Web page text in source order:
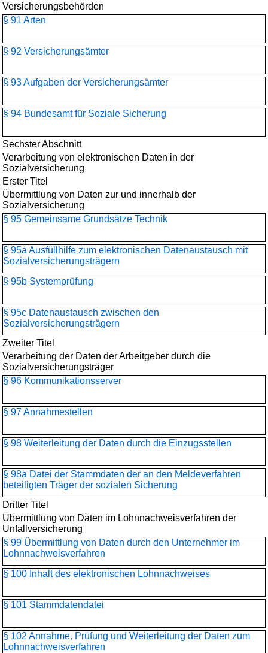
Versicherungsbehörden
§ 91 Arten
§ 92 Versicherungsämter
§ 93 Aufgaben der Versicherungsämter
§ 94 Bundesamt für Soziale Sicherung
Sechster Abschnitt
Verarbeitung von elektronischen Daten in der
Sozialversicherung
Erster Titel
Übermittlung von Daten zur und innerhalb der
Sozialversicherung
§ 95 Gemeinsame Grundsätze Technik
§ 95a Ausfüllhilfe zum elektronischen Datenaustausch mit
Sozialversicherungsträgern
§ 95b Systemprüfung
§ 95c Datenaustausch zwischen den
Sozialversicherungsträgern
Zweiter Titel
Verarbeitung der Daten der Arbeitgeber durch die
Sozialversicherungsträger
§ 96 Kommunikationsserver
§ 97 Annahmestellen
§ 98 Weiterleitung der Daten durch die Einzugsstellen
§ 98a Datei der Stammdaten der an den Meldeverfahren
beteiligten Träger der sozialen Sicherung
Dritter Titel
Übermittlung von Daten im Lohnnachweisverfahren der
Unfallversicherung
§ 99 Übermittlung von Daten durch den Unternehmer im
Lohnnachweisverfahren
§ 100 Inhalt des elektronischen Lohnnachweises
§ 101 Stammdatendatei
§ 102 Annahme, Prüfung und Weiterleitung der Daten zum
Lohnnachweisverfahren